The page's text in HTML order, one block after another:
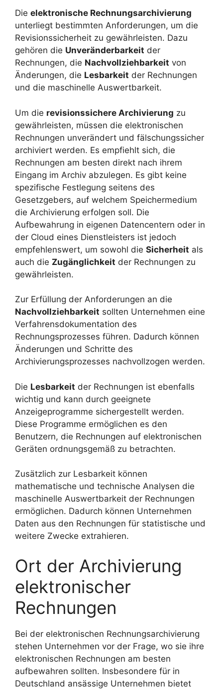
Die elektronische Rechnungsarchivierung
unterliegt bestimmten Anforderungen, um die
Revisionssicherheit zu gewährleisten. Dazu
gehören die Unveränderbarkeit der
Rechnungen, die Nachvollziehbarkeit von
Änderungen, die Lesbarkeit der Rechnungen
und die maschinelle Auswertbarkeit.
Um die revisionssichere Archivierung zu
gewährleisten, müssen die elektronischen
Rechnungen unverändert und fälschungssicher
archiviert werden. Es empfiehlt sich, die
Rechnungen am besten direkt nach ihrem
Eingang im Archiv abzulegen. Es gibt keine
spezifische Festlegung seitens des
Gesetzgebers, auf welchem Speichermedium
die Archivierung erfolgen soll. Die
Aufbewahrung in eigenen Datencentern oder in
der Cloud eines Dienstleisters ist jedoch
empfehlenswert, um sowohl die Sicherheit als
auch die Zugänglichkeit der Rechnungen zu
gewährleisten.
Zur Erfüllung der Anforderungen an die
Nachvollziehbarkeit sollten Unternehmen eine
Verfahrensdokumentation des
Rechnungsprozesses führen. Dadurch können
Änderungen und Schritte des
Archivierungsprozesses nachvollzogen werden.
Die Lesbarkeit der Rechnungen ist ebenfalls
wichtig und kann durch geeignete
Anzeigeprogramme sichergestellt werden.
Diese Programme ermöglichen es den
Benutzern, die Rechnungen auf elektronischen
Geräten ordnungsgemäß zu betrachten.
Zusätzlich zur Lesbarkeit können
mathematische und technische Analysen die
maschinelle Auswertbarkeit der Rechnungen
ermöglichen. Dadurch können Unternehmen
Daten aus den Rechnungen für statistische und
weitere Zwecke extrahieren.
Ort der Archivierung
elektronischer
Rechnungen
Bei der elektronischen Rechnungsarchivierung
stehen Unternehmen vor der Frage, wo sie ihre
elektronischen Rechnungen am besten
aufbewahren sollten. Insbesondere für in
Deutschland ansässige Unternehmen bietet